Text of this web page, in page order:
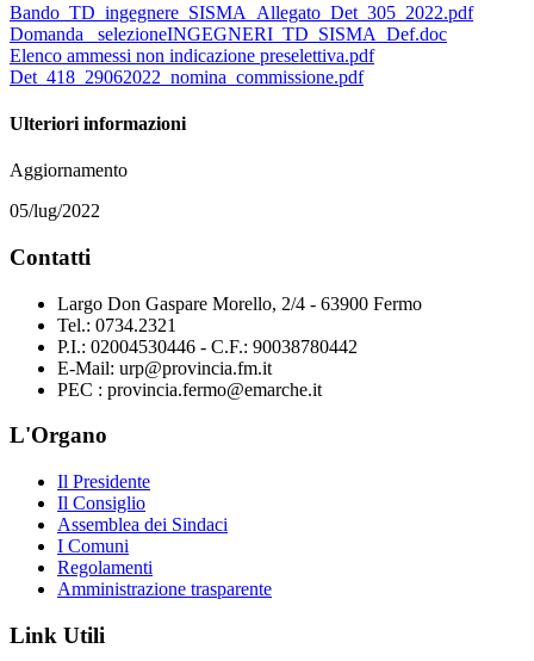
Bando_TD_ingegnere_SISMA_Allegato_Det_305_2022.pdf
Domanda_ selezioneINGEGNERI_TD_SISMA_Def.doc
Elenco ammessi non indicazione preselettiva.pdf
Det_418_29062022_nomina_commissione.pdf
Ulteriori informazioni
Aggiornamento
05/lug/2022
Contatti
Largo Don Gaspare Morello, 2/4 - 63900 Fermo
Tel.: 0734.2321
P.I.: 02004530446 - C.F.: 90038780442
E-Mail: urp@provincia.fm.it
PEC : provincia.fermo@emarche.it
L'Organo
Il Presidente
Il Consiglio
Assemblea dei Sindaci
I Comuni
Regolamenti
Amministrazione trasparente
Link Utili